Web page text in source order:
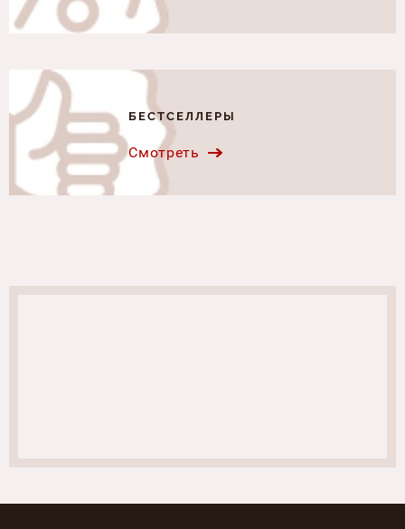
БЕСТСЕЛЛЕРЫ
Смотреть